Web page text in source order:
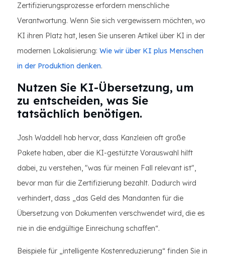
Zertifizierungsprozesse erfordern menschliche
Verantwortung. Wenn Sie sich vergewissern möchten, wo
KI ihren Platz hat, lesen Sie unseren Artikel über KI in der
modernen Lokalisierung: Wie wir über KI plus Menschen
in der Produktion denken.
Nutzen Sie KI-Übersetzung, um
zu entscheiden, was Sie
tatsächlich benötigen.
Josh Waddell hob hervor, dass Kanzleien oft große
Pakete haben, aber die KI-gestützte Vorauswahl hilft
dabei, zu verstehen, "was für meinen Fall relevant ist",
bevor man für die Zertifizierung bezahlt. Dadurch wird
verhindert, dass „das Geld des Mandanten für die
Übersetzung von Dokumenten verschwendet wird, die es
nie in die endgültige Einreichung schaffen“.
Beispiele für „intelligente Kostenreduzierung“ finden Sie in